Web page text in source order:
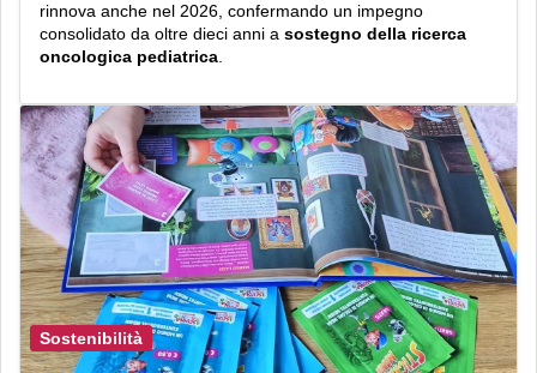
rinnova anche nel 2026, confermando un impegno
consolidato da oltre dieci anni a sostegno della ricerca
oncologica pediatrica.
Sostenibilità